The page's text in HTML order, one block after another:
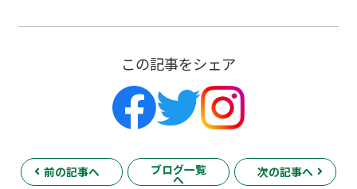
この記事をシェア
前の記事へ ブログ一覧
へ
次の記事へ